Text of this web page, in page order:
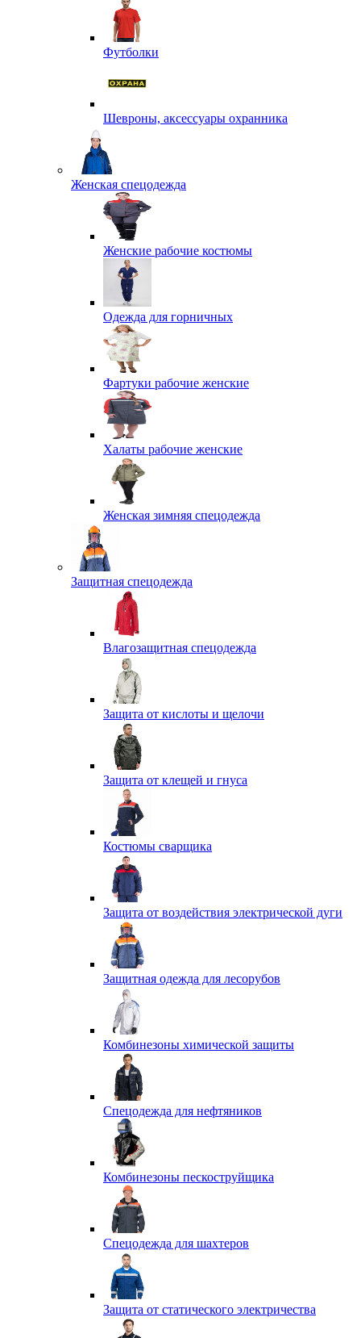
Футболки
Шевроны, аксессуары охранника
Женская спецодежда
Женские рабочие костюмы
Одежда для горничных
Фартуки рабочие женские
Халаты рабочие женские
Женская зимняя спецодежда
Защитная спецодежда
Влагозащитная спецодежда
Защита от кислоты и щелочи
Защита от клещей и гнуса
Костюмы сварщика
Защита от воздействия электрической дуги
Защитная одежда для лесорубов
Комбинезоны химической защиты
Спецодежда для нефтяников
Комбинезоны пескоструйщика
Спецодежда для шахтеров
Защита от статического электричества